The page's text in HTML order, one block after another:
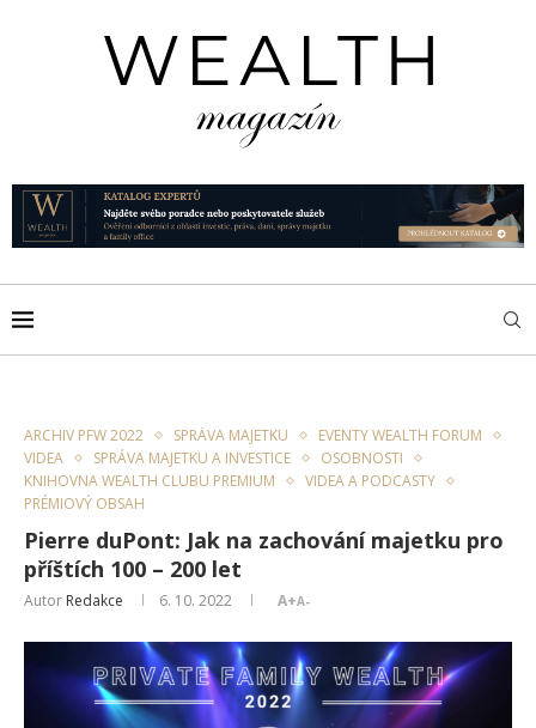
ARCHIV PFW 2022 SPRÁVA MAJETKU
EVENTY WEALTH FORUM
VIDEA
SPRÁVA MAJETKU A INVESTICE
OSOBNOSTI
KNIHOVNA WEALTH CLUBU PREMIUM
VIDEA A PODCASTY
PRÉMIOVÝ OBSAH
Pierre duPont: Jak na zachování majetku pro
příštích 100 – 200 let
Autor Redakce 6. 10. 2022 A+A-